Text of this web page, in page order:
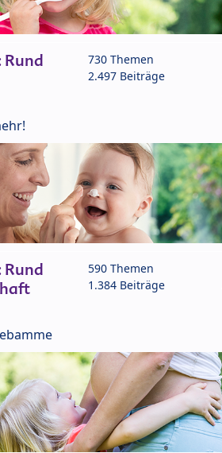
Rund
730 Themen
2.497 Beiträge
Rund
590 Themen
1.384 Beiträge